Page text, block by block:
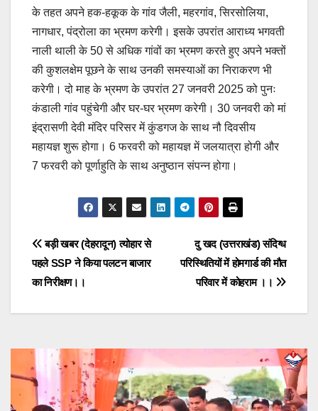
के तहत अपने हक-हकूक के गांव जैली, महरगांव, सिरसोलिया,
नागधार, पंद्रोला का भ्रमण करेगी। इसके उपरांत आराध्य भगवती
नाली थाली के 50 से अधिक गांवों का भ्रमण करते हुए अपने भक्तों
की कुशलक्षेम पूछने के साथ उनकी समस्याओं का निराकरण भी
करेगी। दो माह के भ्रमण के उपरांत 27 जनवरी 2025 को पुनः
कंडाली गांव पहुंचेगी और घर-घर भ्रमण करेगी। 30 जनवरी को मां
इंद्रासणी देवी मंदिर परिसर में कुंडगज के साथ नौ दिवसीय
महायज्ञ शुरू होगा। 6 फरवरी को महायज्ञ में जलयात्रा होगी और
7 फरवरी को पूर्णाहुति के साथ अनुष्ठान संपन्न होगा।
Post
navigation
दु खद (उत्तराखंड) संदिग्ध
परिस्थितियों में होमगार्ड की मौत
परिवार में कोहराम ।।
बड़ी खबर (देहरादून) त्योहार से
पहले SSP ने किया पलटन बाजार
का निरीक्षण।।